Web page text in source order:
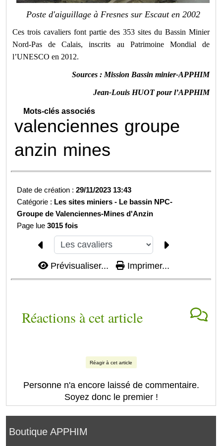
Boutique APPHIM
Poste d'aiguillage à Fresnes sur Escaut en 2002
Ces trois cavaliers font partie des 353 sites du Bassin Minier
Nord-Pas de Calais, inscrits au Patrimoine Mondial de
l’UNESCO en 2012.
Sources : Mission Bassin minier-APPHIM
Jean-Louis HUOT pour l’APPHIM
Mots-clés associés
valenciennes groupe
anzin mines
Date de création :29/11/2023 13:43
Catégorie : Les sites miniers - Le bassin NPC-
Groupe de Valenciennes-Mines d'Anzin
Page lue3015 fois
Prévisualiser... Imprimer...
Réactions à cet article
Réagir à cet article
Personne n'a encore laissé de commentaire.
Soyez donc le premier !